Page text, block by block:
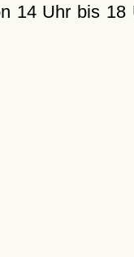
14 Uhr bis 18